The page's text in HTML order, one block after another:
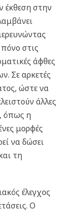
έκθεση στην
στις
άφθες
Σε αρκετές
ώστε να
άλλες
όπως η
μορφές
να δώσει
τη
έλεγχος
Ο